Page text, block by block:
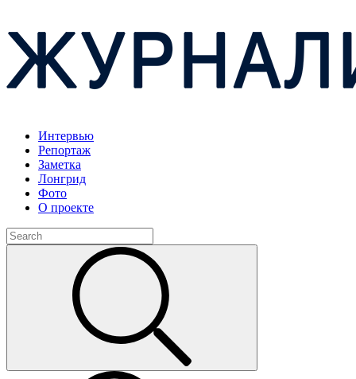
Интервью
Репортаж
Заметка
Лонгрид
Фото
О проекте